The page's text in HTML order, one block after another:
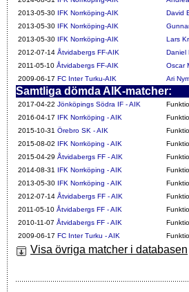
2013-05-30 IFK Norrköping-AIK David
2013-05-30 IFK Norrköping-AIK
2013-05-30 IFK Norrköping-AIK Lars
2012-07-14 Åtvidabergs FF-AIK Daniel
2011-05-10 Åtvidabergs FF-AIK Oscar
2009-06-17 FC Inter Turku-AIK Ari
Samtliga dömda AIK-matcher:
2017-04-22 Jönköpings Södra IF - AIK
2016-04-17 IFK Norrköping - AIK
2015-10-31 Örebro SK - AIK
2015-08-02 IFK Norrköping - AIK
2015-04-29 Åtvidabergs FF - AIK
2014-08-31 IFK Norrköping - AIK
2013-05-30 IFK Norrköping - AIK
2012-07-14 Åtvidabergs FF - AIK
2011-05-10 Åtvidabergs FF - AIK
2010-11-07 Åtvidabergs FF - AIK
2009-06-17 FC Inter Turku - AIK
Visa övriga matcher i databasen